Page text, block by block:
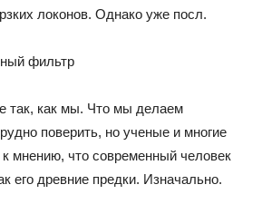
локонов. Однако уже посл.
так, как мы. Что мы делаем
поверить, но ученые и многие
к мнению, что современный человек
его древние предки. Изначально.